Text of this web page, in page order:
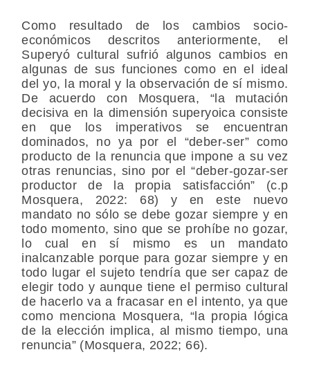
Como resultado de los cambios socio-
económicos descritos anteriormente, el
Superyó cultural sufrió algunos cambios en
algunas de sus funciones como en el ideal
del yo, la moral y la observación de sí mismo.
De acuerdo con Mosquera, “la mutación
decisiva en la dimensión superyoica consiste
en que los imperativos se encuentran
dominados, no ya por el “deber-ser” como
producto de la renuncia que impone a su vez
otras renuncias, sino por el “deber-gozar-ser
productor de la propia satisfacción” (c.p
Mosquera, 2022: 68) y en este nuevo
mandato no sólo se debe gozar siempre y en
todo momento, sino que se prohíbe no gozar,
lo cual en sí mismo es un mandato
inalcanzable porque para gozar siempre y en
todo lugar el sujeto tendría que ser capaz de
elegir todo y aunque tiene el permiso cultural
de hacerlo va a fracasar en el intento, ya que
como menciona Mosquera, “la propia lógica
de la elección implica, al mismo tiempo, una
renuncia” (Mosquera, 2022; 66).